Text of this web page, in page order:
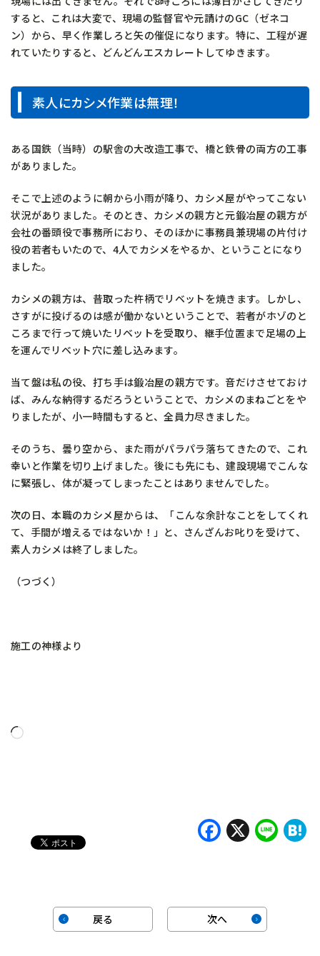
すると、これは大変で、現場の監督官や元請けのGC（ゼネコ
ン）から、早く作業しろと矢の催促になります。特に、工程が遅
れていたりすると、どんどんエスカレートしてゆきます。
素人にカシメ作業は無理！
ある国鉄（当時）の駅舎の大改造工事で、橋と鉄骨の両方の工事
がありました。
そこで上述のように朝から小雨が降り、カシメ屋がやってこない
状況がありました。そのとき、カシメの親方と元鍛冶屋の親方が
会社の番頭役で事務所におり、そのほかに事務員兼現場の片付け
役の若者もいたので、4人でカシメをやるか、ということになり
ました。
カシメの親方は、昔取った杵柄でリベットを焼きます。しかし、
さすがに投げるのは感が働かないということで、若者がホゾのと
ころまで行って焼いたリベットを受取り、継手位置まで足場の上
を運んでリベット穴に差し込みます。
当て盤は私の役、打ち手は鍛冶屋の親方です。音だけさせておけ
ば、みんな納得するだろうということで、カシメのまねごとをや
りましたが、小一時間もすると、全員力尽きました。
そのうち、曇り空から、また雨がパラパラ落ちてきたので、これ
幸いと作業を切り上げました。後にも先にも、建設現場でこんな
に緊張し、体が凝ってしまったことはありませんでした。
次の日、本職のカシメ屋からは、「こんな余計なことをしてくれ
て、手間が増えるではないか！」と、さんざんお叱りを受けて、
素人カシメは終了しました。
（つづく）
施工の神様より
読
X
戻る 次へ